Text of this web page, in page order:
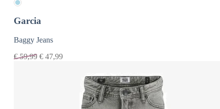
Garcia
Baggy Jeans
€59,99 € 47,99